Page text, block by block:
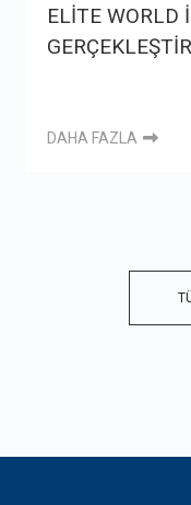
ELİTE WORLD
DAHA FAZLA